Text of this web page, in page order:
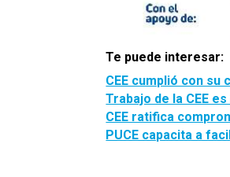
Te puede interesar:
CEE cumplió con su
Trabajo de la CEE
CEE ratifica
PUCE capacita a